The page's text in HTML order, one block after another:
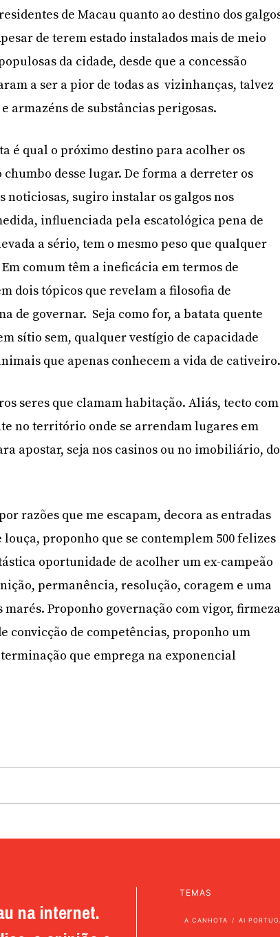
de Macau quanto ao destino dos
de terem estado instalados mais de meio
da cidade, desde que a concessão
a ser a pior de todas as vizinhanças, talvez
armazéns de substâncias perigosas.
é qual o próximo destino para acolher os
desse lugar. De forma a derreter os
noticiosas, sugiro instalar os galgos nos
influenciada pela escatológica pena de
a sério, tem o mesmo peso que qualquer
comum têm a ineficácia em termos de
dois tópicos que revelam a filosofia de
de governar. Seja como for, a batata quente
sítio sem, qualquer vestígio de capacidade
que apenas conhecem a vida de
seres que clamam habitação. Aliás, tecto com
no território onde se arrendam lugares em
apostar, seja nos casinos ou no imobiliário,
razões que me escapam, decora as entradas
louça, proponho que se contemplem 500 felizes
oportunidade de acolher um ex-campeão
permanência, resolução, coragem e uma
marés. Proponho governação com vigor,
convicção de competências, proponho um
que emprega na exponencial
na internet.
TEMAS
A CANHOTA AI